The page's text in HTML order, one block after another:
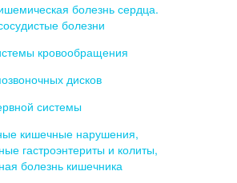
болезнь сердца.
болезни
кровообращения
дисков
системы
кишечные нарушения,
гастроэнтериты и колиты,
болезнь кишечника